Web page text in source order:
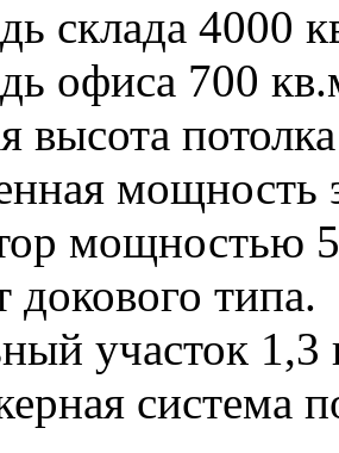
склада 4000
офиса 700
высота
мощность
мощностью
докового типа.
участок 1,3
система